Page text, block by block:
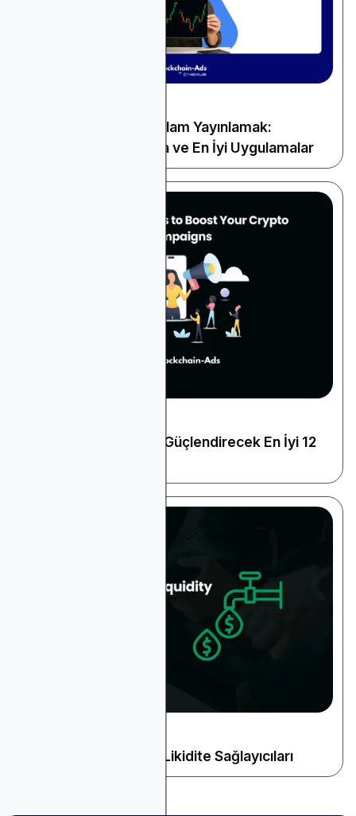
Google'da Kripto Reklam Yayınlamak:
Sertifikasyon, Politika ve En İyi Uygulamalar
Kripto Kampanyanızı Güçlendirecek En İyi 12
2025'te En İyi Kripto Likidite Sağlayıcıları